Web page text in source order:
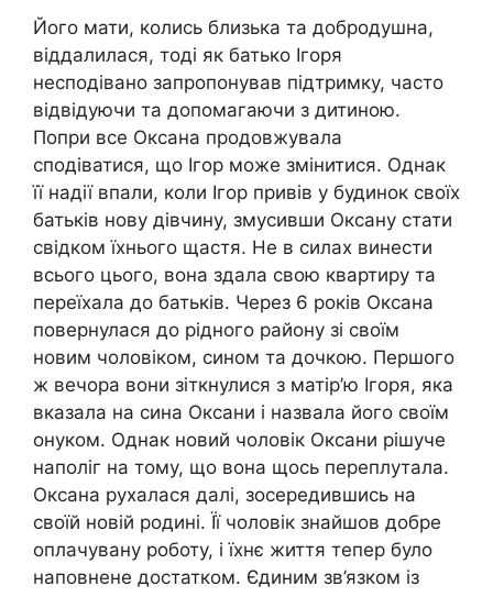
Його мати, колись близька та добродушна,
віддалилася, тоді як батько Ігоря
несподівано запропонував підтримку, часто
відвідуючи та допомагаючи з дитиною.
Попри все Оксана продовжувала
сподіватися, що Ігор може змінитися. Однак
її надії впали, коли Ігор привів у будинок своїх
батьків нову дівчину, змусивши Оксану стати
свідком їхнього щастя. Не в силах винести
всього цього, вона здала свою квартиру та
переїхала до батьків. Через 6 років Оксана
повернулася до рідного району зі своїм
новим чоловіком, сином та дочкою. Першого
ж вечора вони зіткнулися з матір’ю Ігоря, яка
вказала на сина Оксани і назвала його своїм
онуком. Однак новий чоловік Оксани рішуче
наполіг на тому, що вона щось переплутала.
Оксана рухалася далі, зосередившись на
своїй новій родині. Її чоловік знайшов добре
оплачувану роботу, і їхнє життя тепер було
наповнене достатком. Єдиним зв’язком із